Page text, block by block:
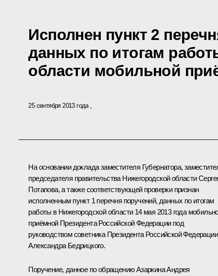
Исполнен пункт 2
данных по итогам
области мобильной
25 сентября 2013 года
На основании доклада заместителя Губернатора,
председателя правительства Нижегородской области
Потапова, а также соответствующей проверки признан
исполненным пункт 1 перечня поручений, данных по итогам
работы в Нижегородской области 14 мая 2013 года
приёмной Президента Российской Федерации под
руководством советника Президента Российской Федерации
Александра Бедрицкого.
Поручение, данное по обращению Азаркина Андрея